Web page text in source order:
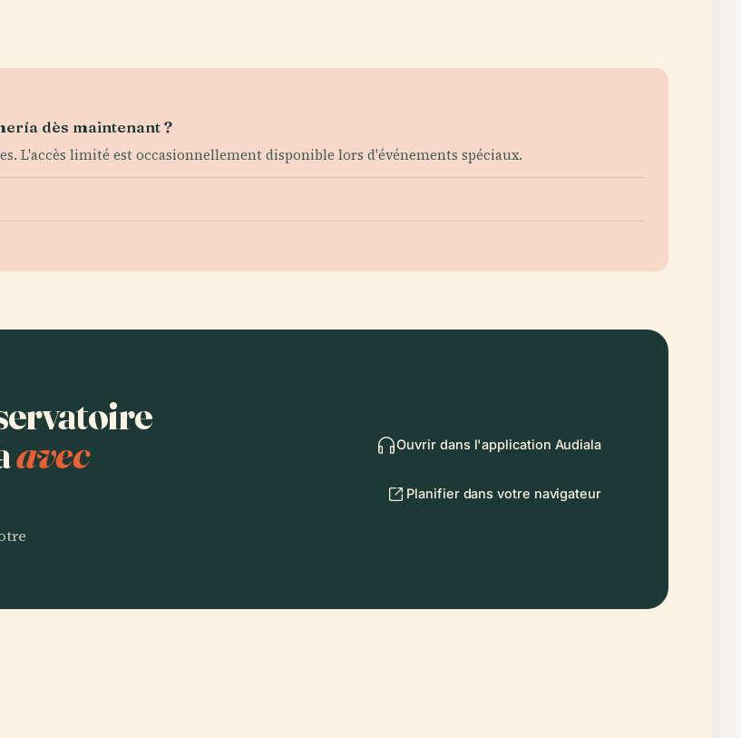
dès maintenant ?
L'accès limité est occasionnellement disponible lors d'événements spéciaux.
avec Ouvrir dans l'application Audiala
Planifier dans votre navigateur